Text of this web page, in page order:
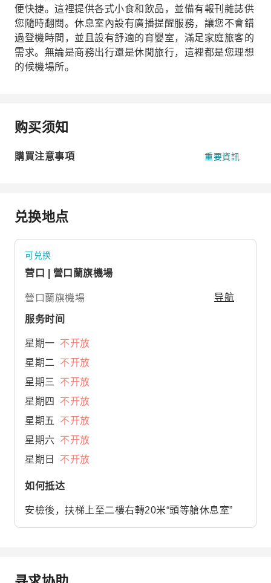
便快捷。這裡提供各式小食和飲品，並備有報刊雜誌供
您隨時翻閱。休息室內設有廣播提醒服務，讓您不會錯
過登機時間，並且設有舒適的育嬰室，滿足家庭旅客的
需求。無論是商務出行還是休閒旅行，這裡都是您理想
的候機場所。
购买须知
購買注意事項 重要資訊
兑换地点
可兑换
营口 | 營口蘭旗機場
營口蘭旗機場 导航
服务时间
星期一 不开放
星期二
不开放
星期三
不开放
星期四
不开放
星期五
不开放
星期六 不开放
星期日
不开放
如何抵达
安檢後，扶梯上至二樓右轉20米“頭等艙休息室”